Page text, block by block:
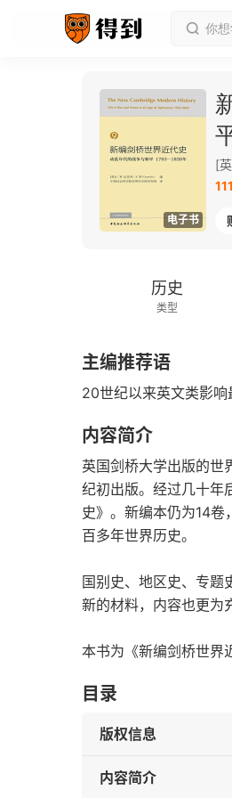
电子书
[
历史
类型
发行日期
主编推荐语
20世纪以来英文类影响
内容简介
英国剑桥大学出版的世
纪初出版。经过几十年
史》。新编本仍为14
百多年世界历史。
国别史、地区史、专题
新的材料，内容也更为
本书为《新编剑桥世界
目录
版权信息
内容简介